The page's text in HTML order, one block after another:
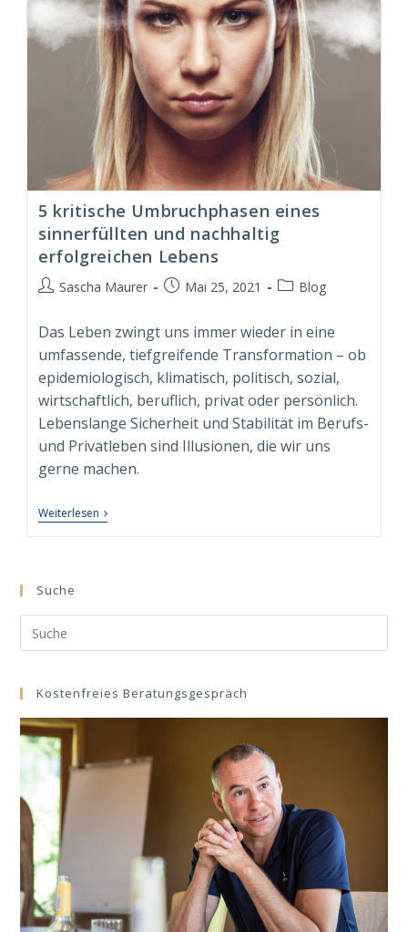
5 kritische Umbruchphasen eines
sinnerfüllten und nachhaltig
erfolgreichen Lebens
Beitrags-
Sascha Maurer
BeitragMai 25, 2021
Beitrags-
Blog
Das Leben zwingt uns immer wieder in eine
umfassende, tiefgreifende Transformation – ob
epidemiologisch, klimatisch, politisch, sozial,
wirtschaftlich, beruflich, privat oder persönlich.
Lebenslange Sicherheit und Stabilität im Berufs-
und Privatleben sind Illusionen, die wir uns
gerne machen.
Weiterlesen 5
Kritische
Erfolgreichen
Suche
Search
this
Kostenfreies Beratungsgespräch